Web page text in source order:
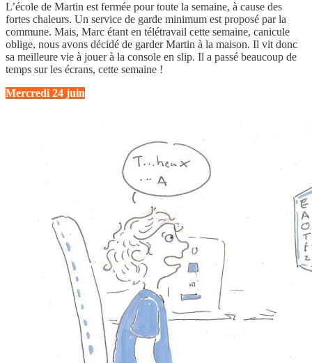
L’école de Martin est fermée pour toute la semaine, à cause des
fortes chaleurs. Un service de garde minimum est proposé par la
commune. Mais, Marc étant en télétravail cette semaine, canicule
oblige, nous avons décidé de garder Martin à la maison. Il vit donc
sa meilleure vie à jouer à la console en slip. Il a passé beaucoup de
temps sur les écrans, cette semaine !
Mercredi 24 juin